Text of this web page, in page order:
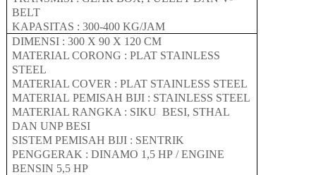
BELT
KAPASITAS :300-400 KG/JAM
DIMENSI :300 X90 X 120 CM
MATERIAL CORONG : PLAT STAINLESS
STEEL
MATERIAL COVER : PLAT STAINLESS STEEL
MATERIALPEMISAH BIJI : STAINLESS STEEL
MATERIAL RANGKA : SIKU BESI, STHAL
DAN UNP BESI
SISTEM PEMISAH BIJI : SENTRIK
PENGGERAK : DINAMO 1 ,5HP / ENGINE
BENSIN 5,5 HP